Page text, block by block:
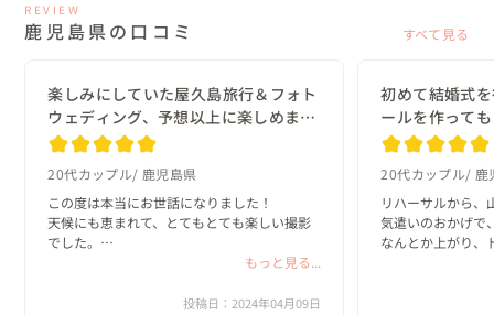
REVIEW
鹿児島県の口コミ すべて見る
楽しみにしていた屋久島旅行＆フォト
ウェディング、予想以上に楽しめまし
た。
20代カップル 鹿児島県
この度は本当にお世話になりました！
天候にも恵まれて、とてもとても楽しい撮影
でした。
また、風の強いロケ地も無理言って撮影して
美容師さんにもお伝えください。とても可愛
もっと見る...
投稿日：2024年04月09日
初めて結婚式
ールを作って
20代カップル 鹿
リハーサルから、
気遣いのおかげで
なんとか上がり、